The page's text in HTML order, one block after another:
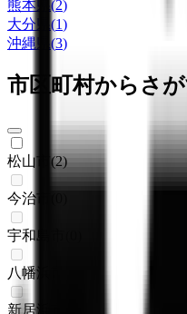
熊本県 (2)
大分県 (1)
沖縄県 (3)
市区町村からさ
松山市 (2)
今治市
宇和島市
八幡浜市
新居浜市